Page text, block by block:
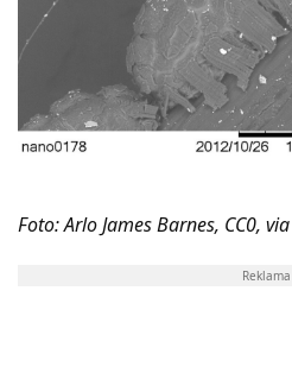
Foto: Arlo James Barnes, CC0,
Reklama